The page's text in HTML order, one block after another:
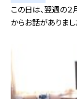
この日は、翌週の
からお話がありまし